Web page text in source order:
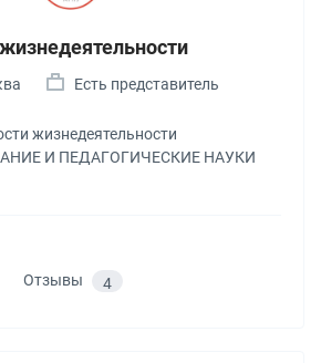
Есть представитель
жизнедеятельности
И ПЕДАГОГИЧЕСКИЕ НАУКИ
Отзывы 4